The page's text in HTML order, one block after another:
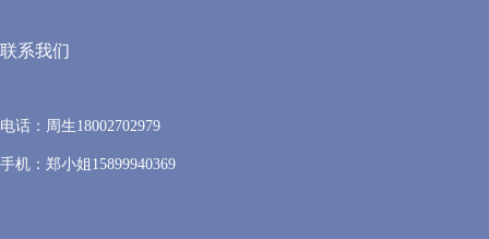
联系我们
电话：周生18002702979
手机：郑小姐15899940369